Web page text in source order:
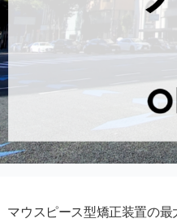
マウスピース型矯正装置の